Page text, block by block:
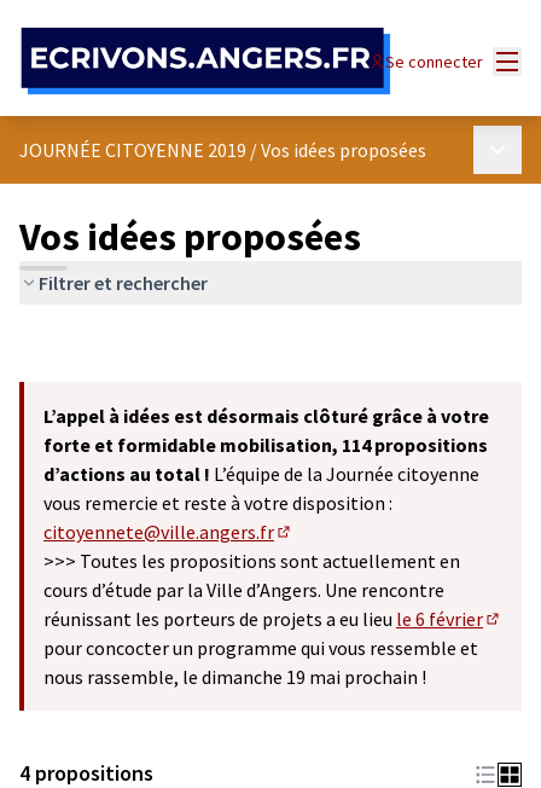
Se connecter
JOURNÉE CITOYENNE 2019 /Vos idées proposées
Vos idées proposées
Filtrer et rechercher
L’appel à idées est désormais clôturé grâce à votre
forte et formidable mobilisation, 114 propositions
d’actions au total ! L’équipe de la Journée citoyenne
vous remercie et reste à votre disposition :
citoyennete@ville.angers.fr
(S'ouvre dans un nouvel onglet)
>>> Toutes les propositions sont actuellement en
cours d’étude par la Ville d’Angers. Une rencontre
réunissant les porteurs de projets a eu lieu le 6 février
pour concocter un programme qui vous ressemble et
nous rassemble, le dimanche 19 mai prochain !
4 propositions